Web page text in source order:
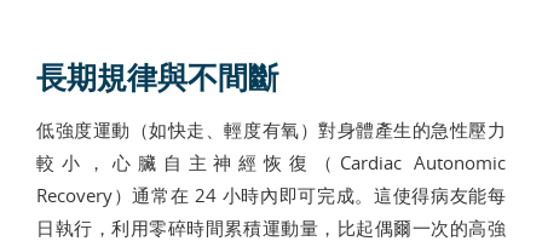
長期規律與不間斷
低強度運動（如快走、輕度有氧）對身體產生的急性壓力
較小，心臟自主神經恢復（Cardiac Autonomic
Recovery）通常在 24 小時內即可完成。這使得病友能每
日執行，利用零碎時間累積運動量，比起偶爾一次的高強